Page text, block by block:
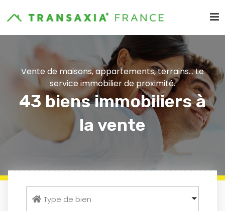
Vente de maisons, appartements, terrains... Le
service immobilier de proximité.
43 biens immobiliers à
la vente
Type de bien